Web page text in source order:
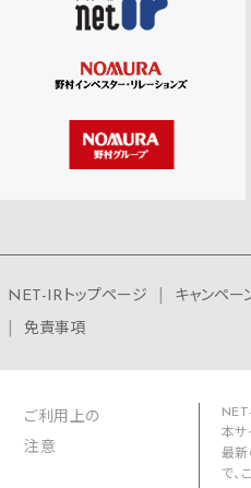
NET-IRトップページ キャンペー
免責事項
ご利用上の
注意
本サ
最新
で